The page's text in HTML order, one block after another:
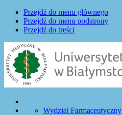
Przejdź do menu głównego
Przejdź do menu podstrony
Przejdź do treści
Wydział Farmaceutyczny